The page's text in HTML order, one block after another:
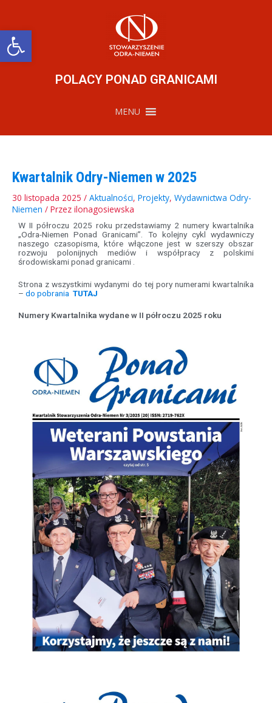
Otwórz pasek narzędzi
POLACY PONAD GRANICAMI
MENU
Kwartalnik Odry-Niemen w 2025
30 listopada 2025 / Aktualności, Projekty, Wydawnictwa Odry-
Niemen / Przez ilonagosiewska
W II półroczu 2025 roku przedstawiamy 2 numery kwartalnika
„Odra-Niemen Ponad Granicami”. To kolejny cykl wydawniczy
naszego czasopisma, które włączone jest w szerszy obszar
rozwoju polonijnych mediów i współpracy z polskimi
środowiskami ponad granicami .
Strona z wszystkimi wydanymi do tej pory numerami kwartalnika
– do pobrania TUTAJ
Numery Kwartalnika wydane w II półroczu 2025 roku